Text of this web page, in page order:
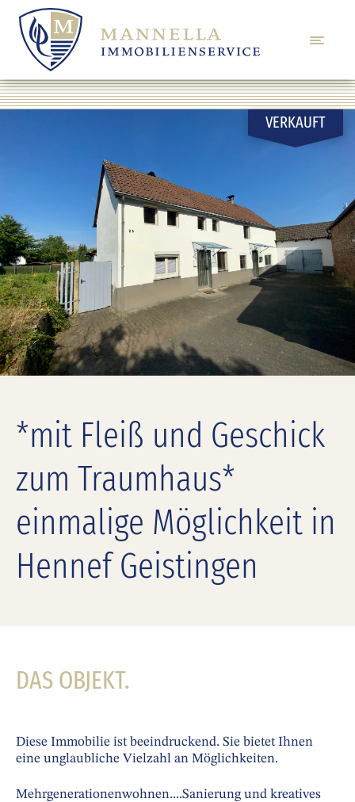
VERKAUFT
*mit Fleiß und Geschick
zum Traumhaus*
einmalige Möglichkeit in
Hennef Geistingen
DAS OBJEKT.
Diese Immobilie ist beeindruckend. Sie bietet Ihnen
eine unglaubliche Vielzahl an Möglichkeiten.
Mehrgenerationenwohnen....Sanierung und kreatives